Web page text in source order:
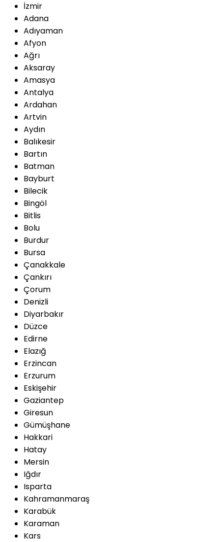
İzmir
Adana
Adıyaman
Afyon
Ağrı
Aksaray
Amasya
Antalya
Ardahan
Artvin
Aydın
Balıkesir
Bartın
Batman
Bayburt
Bilecik
Bingöl
Bitlis
Bolu
Burdur
Bursa
Çanakkale
Çankırı
Çorum
Denizli
Diyarbakır
Düzce
Edirne
Elazığ
Erzincan
Erzurum
Eskişehir
Gaziantep
Giresun
Gümüşhane
Hakkari
Hatay
Mersin
Iğdır
Isparta
Kahramanmaraş
Karabük
Karaman
Kars